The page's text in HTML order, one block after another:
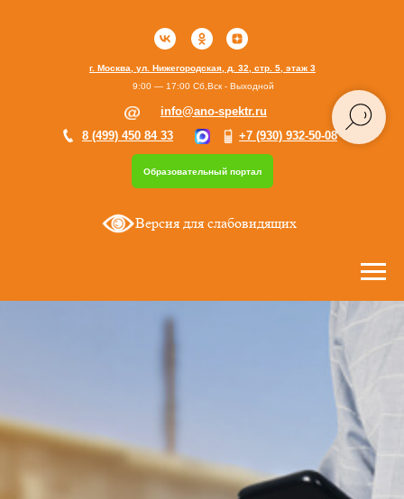
Образовательный портал
г. Москва, ул. Нижегородская, д. 32, стр. 5, этаж 3
+7 (930) 932-50-08
8 (499) 450 84 33
info@ano-spektr.ru
9:00 — 17:00 Сб,Вск - Выходной
Версия для слабовидящих